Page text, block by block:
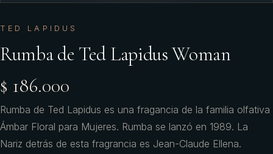
TED LAPIDUS
Rumba de Ted Lapidus Woman
$ 186.000
Rumba de Ted Lapidus es una fragancia de la familia olfativa
Ámbar Floral para Mujeres. Rumba se lanzó en 1989. La
Nariz detrás de esta fragrancia es Jean-Claude Ellena.